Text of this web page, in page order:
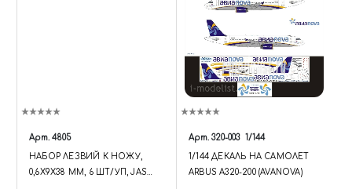
Арт. 4805
НАБОР ЛЕЗВИЙ К НОЖУ,
0,6Х9Х38 ММ, 6 ШТ/УП, JAS
Арт. 320-003 1/144
1/144 ДЕКАЛЬ НА САМОЛЕТ
ARBUS A320-200 (AVANOVA)